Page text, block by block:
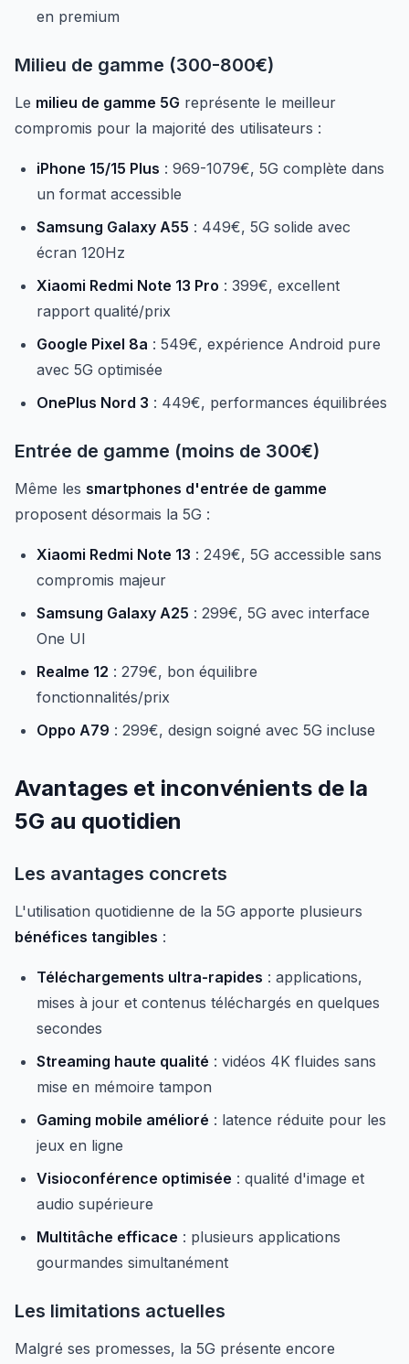
en premium
Milieu de gamme (300-800€)
Le milieu de gamme 5G représente le meilleur
compromis pour la majorité des utilisateurs :
iPhone 15/15 Plus : 969-1079€, 5G complète dans
un format accessible
Samsung Galaxy A55 : 449€, 5G solide avec
écran 120Hz
Xiaomi Redmi Note 13 Pro : 399€, excellent
rapport qualité/prix
Google Pixel 8a : 549€, expérience Android pure
avec 5G optimisée
OnePlus Nord 3 : 449€, performances équilibrées
Entrée de gamme (moins de 300€)
Même les smartphones d'entrée de gamme
proposent désormais la 5G :
Xiaomi Redmi Note 13 : 249€, 5G accessible sans
compromis majeur
Samsung Galaxy A25 : 299€, 5G avec interface
One UI
Realme 12 : 279€, bon équilibre
fonctionnalités/prix
Oppo A79 : 299€, design soigné avec 5G incluse
Avantages et inconvénients de la
5G au quotidien
Les avantages concrets
L'utilisation quotidienne de la 5G apporte plusieurs
bénéfices tangibles :
Téléchargements ultra-rapides : applications,
mises à jour et contenus téléchargés en quelques
secondes
Streaming haute qualité : vidéos 4K fluides sans
mise en mémoire tampon
Gaming mobile amélioré : latence réduite pour les
jeux en ligne
Visioconférence optimisée : qualité d'image et
audio supérieure
Multitâche efficace : plusieurs applications
gourmandes simultanément
Les limitations actuelles
Malgré ses promesses, la 5G présente encore